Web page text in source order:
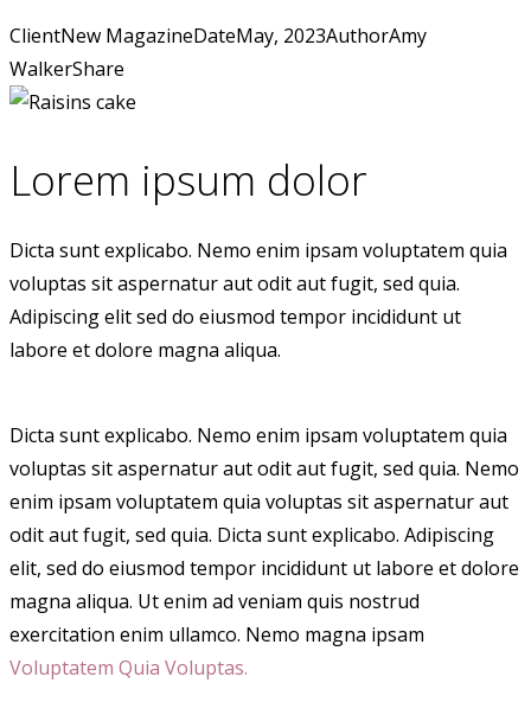
ClientNew MagazineDateMay, 2023AuthorAmy
WalkerShare
Twitter
Facebook
Share-
Copy
to
clipboard
Lorem ipsum dolor
Dicta sunt explicabo. Nemo enim ipsam voluptatem quia
voluptas sit aspernatur aut odit aut fugit, sed quia.
Adipiscing elit sed do eiusmod tempor incididunt ut
labore et dolore magna aliqua.
Dicta sunt explicabo. Nemo enim ipsam voluptatem quia
voluptas sit aspernatur aut odit aut fugit, sed quia. Nemo
enim ipsam voluptatem quia voluptas sit aspernatur aut
odit aut fugit, sed quia. Dicta sunt explicabo. Adipiscing
elit, sed do eiusmod tempor incididunt ut labore et dolore
magna aliqua. Ut enim ad veniam quis nostrud
exercitation enim ullamco. Nemo magna ipsam
Voluptatem Quia Voluptas.